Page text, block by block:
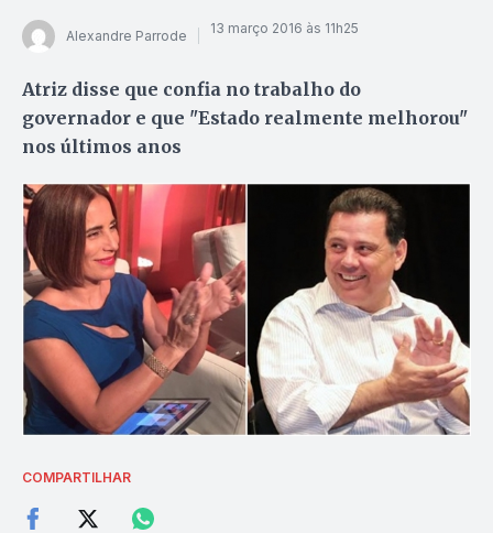
Alexandre Parrode 13 março 2016 às 11h25
Atriz disse que confia no trabalho do
governador e que "Estado realmente melhorou"
nos últimos anos
COMPARTILHAR